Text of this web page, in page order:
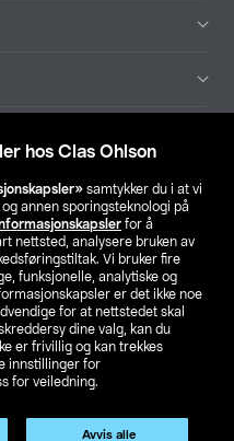
hos Clas Ohlson
samtykker du i at vi
annen sporingsteknologi på
for å
nettsted, analysere bruken av
Vi bruker fire
funksjonelle, analytiske og
er det ikke noe
for at nettstedet skal
dine valg, kan du
er frivillig og kan trekkes
innstillinger for
for veiledning.
Avvis alle
butikk
FI
Kjøpsvilkår For bedrifter